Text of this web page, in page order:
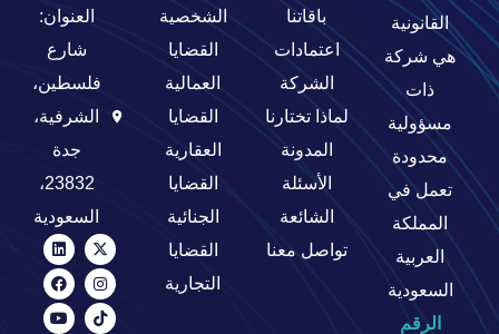
القانونية
هي شركة
ذات
مسؤولية
محدودة
تعمل في
المملكة
العربية
السعودية
الرقم
باقاتنا
اعتمادات
الشركة
لماذا تختارنا
المدونة
الأسئلة
الشائعة
تواصل معنا
الشخصية
القضايا
العمالية
القضايا
العقارية
القضايا
الجنائية
القضايا
التجارية
العنوان:
شارع
فلسطين،
الشرفية،
جدة
23832،
السعودية